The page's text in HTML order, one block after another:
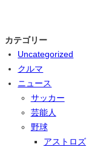
カテゴリー
Uncategorized
クルマ
ニュース
サッカー
芸能人
野球
アストロズ